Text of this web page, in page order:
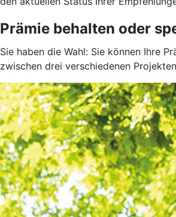
Prämie behalten oder
Sie haben die Wahl: Sie können Ihre
zwischen drei verschiedenen